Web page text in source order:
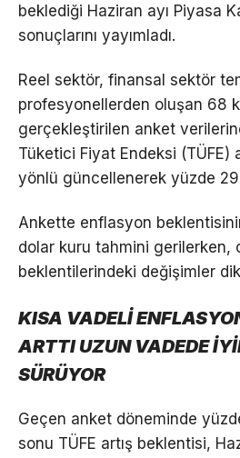
beklediği Haziran ayı Piyasa
sonuçlarını yayımladı.
Reel sektör, finansal sektör
profesyonellerden oluşan 68
gerçekleştirilen anket
Tüketici Fiyat Endeksi (TÜFE)
yönlü güncellenerek yüzde
Ankette enflasyon
dolar kuru tahmini gerilerken,
beklentilerindeki değişimler
KISA VADELİ
ARTTI UZUN VADEDE
SÜRÜYOR
Geçen anket döneminde
sonu TÜFE artış beklentisi,